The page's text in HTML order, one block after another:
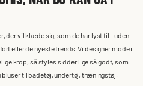
der vil klæde sig, som de har lyst til – uden
eller de nyeste trends. Vi designer mode i
krop, så styles sidder lige så godt, som
bluser til badetøj, undertøj, træningstøj,